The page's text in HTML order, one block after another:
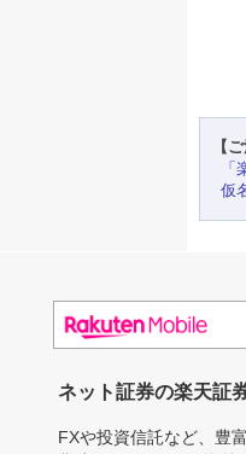
【
仮
ネット証券の楽天証
FXや投資信託など、豊